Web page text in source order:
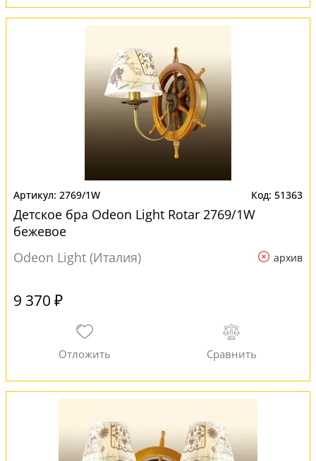
2769/1W 51363
Детское бра Odeon Light Rotar 2769/1W
бежевое
Odeon Light (Италия)
архив
9 370 ₽